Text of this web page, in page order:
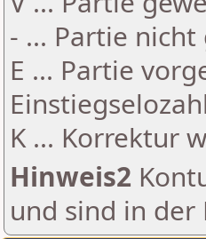
- ... Partie
E ... Partie
K ... Korrektur
Hinweis2
und sind in